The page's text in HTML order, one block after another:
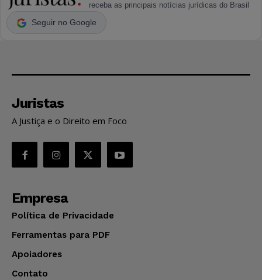
receba as principais notícias jurídicas do Brasil
Seguir no Google
Juristas
A Justiça e o Direito em Foco
Empresa
Política de Privacidade
Ferramentas para PDF
Apoiadores
Contato